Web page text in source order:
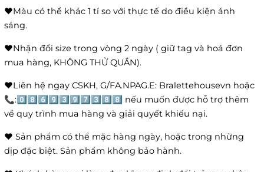
❤️Màu có thể khác 1 tí so với thực tế do điều kiện ánh
sáng.
❤️Nhận đổi size trong vòng 2 ngày ( giữ tag và hoá đơn
mua hàng, KHÔNG THỬ QUẦN).
❤️Liên hệ ngay CSKH, G/FA.NPAG.E: Bralettehousevn hoặc
📞:0️⃣8️⃣6️⃣9️⃣3️⃣9️⃣7️⃣3️⃣8️⃣8️⃣ nếu muốn được hỗ trợ thêm
về quy trình mua hàng và giải quyết khiếu nại.
❤️ Sản phẩm có thể mặc hàng ngày, hoặc trong những
dịp đặc biệt. Sản phẩm không bảo hành.